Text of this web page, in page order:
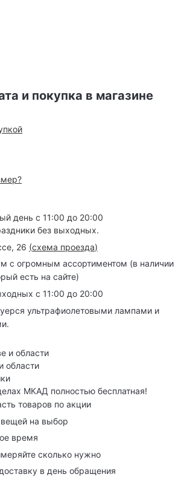
и покупка в магазине
день с 11:00 до 20:00
без выходных.
26 (схема проезда)
с огромным ассортиментом (в наличии
есть на сайте)
с 11:00 до 20:00
ультрафиолетовыми лампами и
области
МКАД полностью бесплатная!
товаров по акции
на выбор
время
сколько нужно
в день обращения